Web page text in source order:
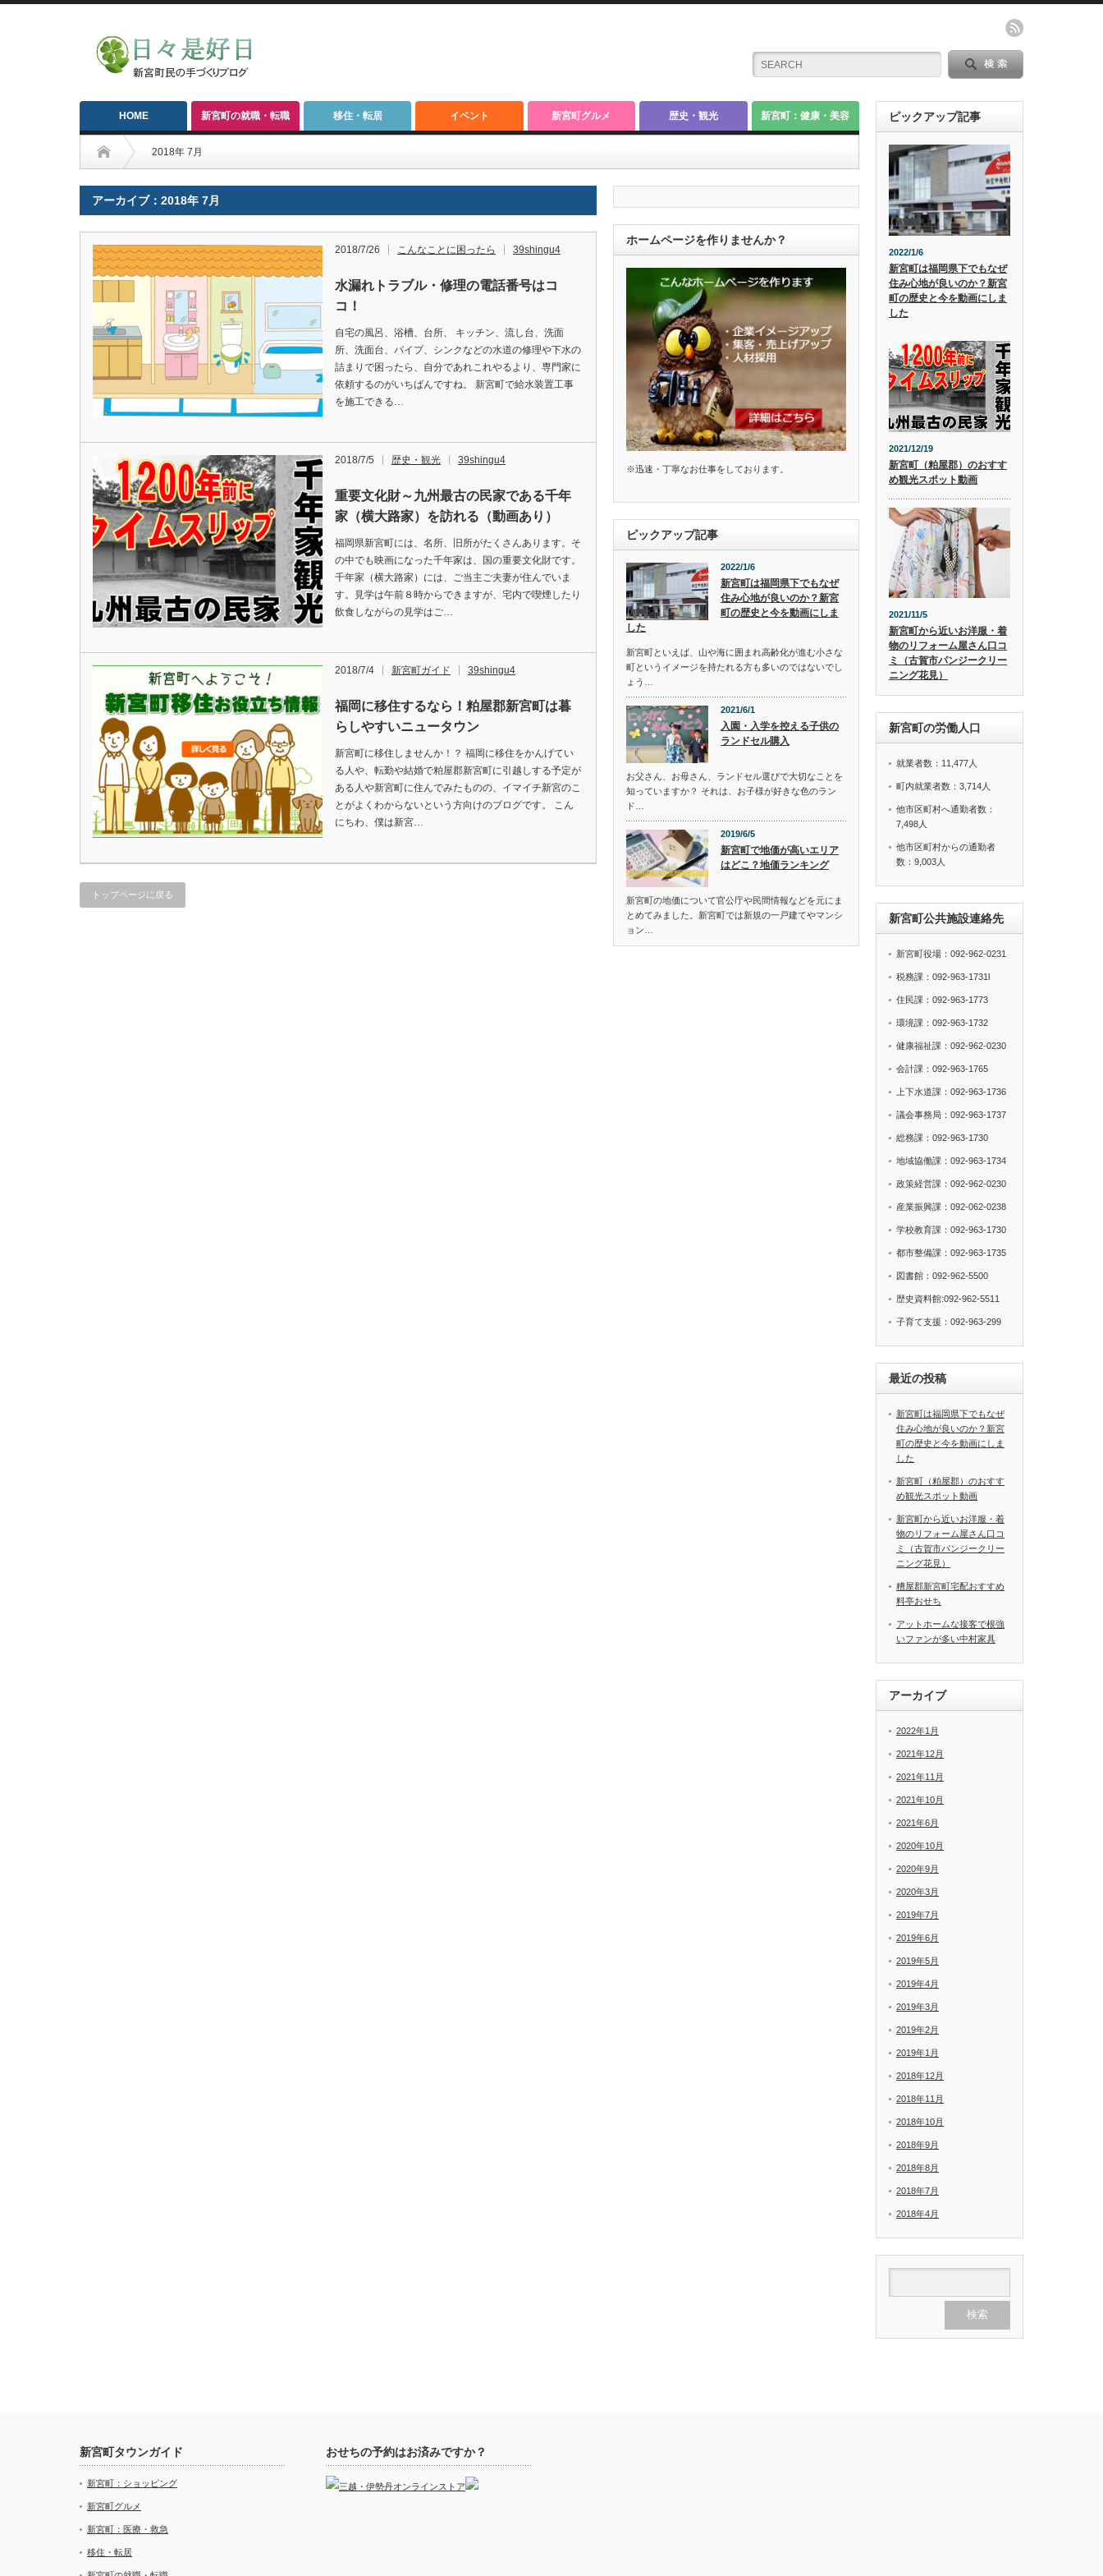
HOME 新宮町の就職・転職 移住・転居 イベント 新宮町グルメ 歴史・観光 新宮町：健康・美容
2018年 7月
アーカイブ：2018年 7月
2018/7/26 こんなことに困ったら 39shingu4
水漏れトラブル・修理の電話番号はコ
コ！
自宅の風呂、浴槽、台所、 キッチン、流し台、洗面
所、洗面台、パイプ、シンクなどの水道の修理や下水の
詰まりで困ったら、自分であれこれやるより、専門家に
依頼するのがいちばんですね。 新宮町で給水装置工事
を施工できる…
2018/7/5 歴史・観光 39shingu4
重要文化財～九州最古の民家である千年
家（横大路家）を訪れる（動画あり）
福岡県新宮町には、名所、旧所がたくさんあります。そ
の中でも映画になった千年家は、国の重要文化財です。
千年家（横大路家）には、ご当主ご夫妻が住んでいま
す。見学は午前８時からできますが、宅内で喫煙したり
飲食しながらの見学はご…
2018/7/4 新宮町ガイド 39shingu4
福岡に移住するなら！粕屋郡新宮町は暮
らしやすいニュータウン
新宮町に移住しませんか！？ 福岡に移住をかんげてい
る人や、転勤や結婚で粕屋郡新宮町に引越しする予定が
ある人や新宮町に住んでみたものの、イマイチ新宮のこ
とがよくわからないという方向けのブログです。 こん
にちわ、僕は新宮…
トップページに戻る
ホームページを作りませんか？
※迅速・丁寧なお仕事をしております。
ピックアップ記事
2022/1/6
新宮町は福岡県下でもなぜ
住み心地が良いのか？新宮
町の歴史と今を動画にしま
した
新宮町といえば、山や海に囲まれ高齢化が進む小さな
町というイメージを持たれる方も多いのではないでし
ょう…
2021/6/1
入園・入学を控える子供の
ランドセル購入
お父さん、お母さん、ランドセル選びで大切なことを
知っていますか？ それは、お子様が好きな色のラン
ド…
2019/6/5
新宮町で地価が高いエリア
はどこ？地価ランキング
新宮町の地価について官公庁や民間情報などを元にま
とめてみました。新宮町では新規の一戸建てやマンシ
ョン…
ピックアップ記事
2022/1/6
新宮町は福岡県下でもなぜ
住み心地が良いのか？新宮
町の歴史と今を動画にしま
した
2021/12/19
新宮町（粕屋郡）のおすす
め観光スポット動画
2021/11/5
新宮町から近いお洋服・着
物のリフォーム屋さん口コ
ミ（古賀市パンジークリー
ニング花見）
新宮町の労働人口
就業者数：11,477人
町内就業者数：3,714人
他市区町村へ通勤者数：
7,498人
他市区町村からの通勤者
数：9,003人
新宮町公共施設連絡先
新宮町役場：092-962-0231
税務課：092-963-1731l
住民課：092-963-1773
環境課：092-963-1732
健康福祉課：092-962-0230
会計課：092-963-1765
上下水道課：092-963-1736
議会事務局：092-963-1737
総務課：092-963-1730
地域協働課：092-963-1734
政策経営課：092-962-0230
産業振興課：092-062-0238
学校教育課：092-963-1730
都市整備課：092-963-1735
図書館：092-962-5500
歴史資料館:092-962-5511
子育て支援：092-963-299
最近の投稿
新宮町は福岡県下でもなぜ
住み心地が良いのか？新宮
町の歴史と今を動画にしま
した
新宮町（粕屋郡）のおすす
め観光スポット動画
新宮町から近いお洋服・着
物のリフォーム屋さん口コ
ミ（古賀市パンジークリー
ニング花見）
糟屋郡新宮町宅配おすすめ
料亭おせち
アットホームな接客で根強
いファンが多い中村家具
アーカイブ
2022年1月
2021年12月
2021年11月
2021年10月
2021年6月
2020年10月
2020年9月
2020年3月
2019年7月
2019年6月
2019年5月
2019年4月
2019年3月
2019年2月
2019年1月
2018年12月
2018年11月
2018年10月
2018年9月
2018年8月
2018年7月
2018年4月
新宮町タウンガイド
新宮町：ショッピング
新宮町グルメ
新宮町：医療・救急
移住・転居
おせちの予約はお済みですか？